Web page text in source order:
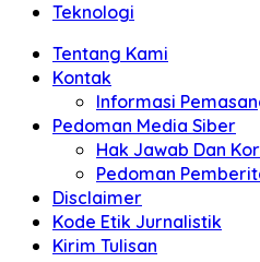
Teknologi
Tentang Kami
Kontak
Informasi
Pedoman Media Siber
Hak Jawab Dan
Pedoman
Disclaimer
Kode Etik Jurnalistik
Kirim Tulisan